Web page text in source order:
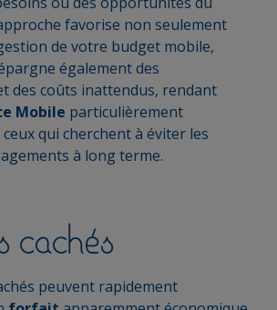
favorise non seulement
de votre budget mobile,
également des
des coûts inattendus, rendant
Mobile particulièrement
qui cherchent à éviter les
à long terme.
cachés
peuvent rapidement